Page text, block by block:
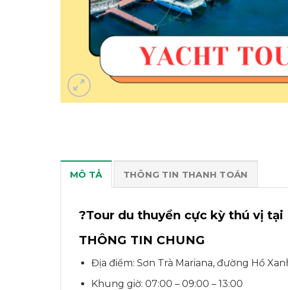
MÔ TẢ THÔNG TIN THANH TOÁN
?Tour du thuyền cực kỳ thú vị tại
THÔNG TIN CHUNG
Địa điểm: Sơn Trà Mariana, đường Hồ
Khung giờ: 07:00 – 09:00 – 13:00